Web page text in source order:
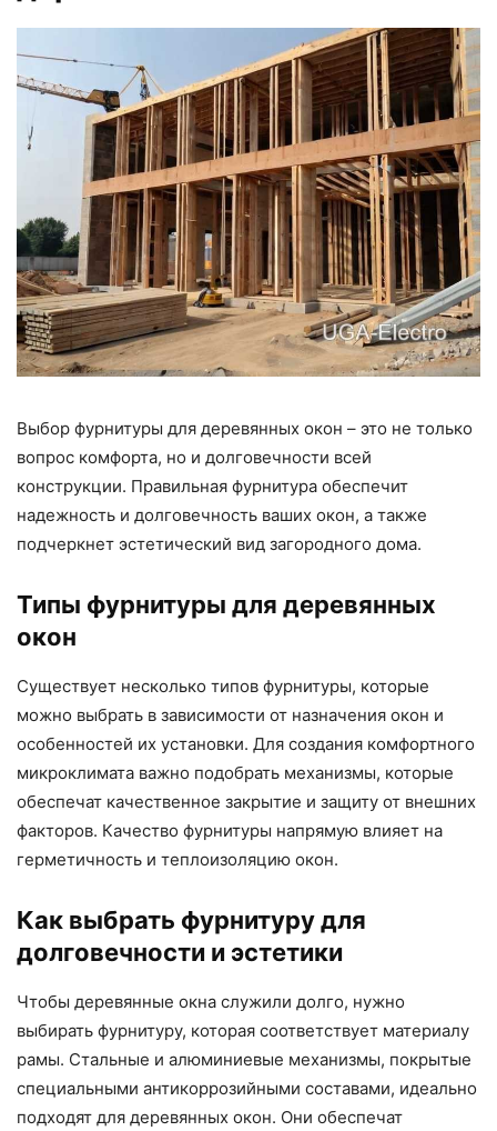
Выбор фурнитуры для деревянных окон – это не только
вопрос комфорта, но и долговечности всей
конструкции. Правильная фурнитура обеспечит
надежность и долговечность ваших окон, а также
подчеркнет эстетический вид загородного дома.
Типы фурнитуры для деревянных
окон
Существует несколько типов фурнитуры, которые
можно выбрать в зависимости от назначения окон и
особенностей их установки. Для создания комфортного
микроклимата важно подобрать механизмы, которые
обеспечат качественное закрытие и защиту от внешних
факторов. Качество фурнитуры напрямую влияет на
герметичность и теплоизоляцию окон.
Как выбрать фурнитуру для
долговечности и эстетики
Чтобы деревянные окна служили долго, нужно
выбирать фурнитуру, которая соответствует материалу
рамы. Стальные и алюминиевые механизмы, покрытые
специальными антикоррозийными составами, идеально
подходят для деревянных окон. Они обеспечат